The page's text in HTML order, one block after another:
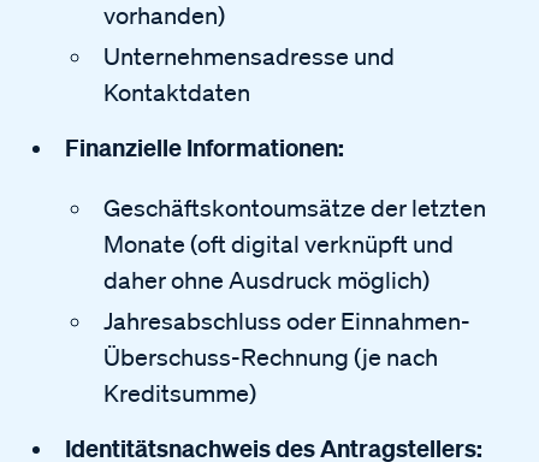
vorhanden)
Unternehmensadresse und
Kontaktdaten
Finanzielle Informationen:
Geschäftskontoumsätze der letzten
Monate (oft digital verknüpft und
daher ohne Ausdruck möglich)
Jahresabschluss oder Einnahmen-
Überschuss-Rechnung (je nach
Kreditsumme)
Identitätsnachweis des Antragstellers: